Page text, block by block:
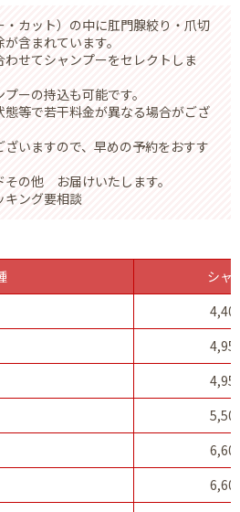
カット）の中に肛門腺絞り・爪切
含まれています。
せてシャンプーをセレクトしま
ーの持込も可能です。
等で若干料金が異なる場合がござ
いますので、早めの予約をおすす
の他 お届けいたします。
ング要相談
シャ